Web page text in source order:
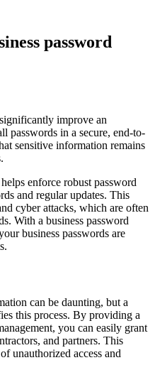
password
improve an
passwords in a secure, end-to-
sensitive information remains
enforce robust password
and regular updates. This
cyber attacks, which are often
With a business password
business passwords are
can be daunting, but a
this process. By providing a
you can easily grant
and partners. This
unauthorized access and